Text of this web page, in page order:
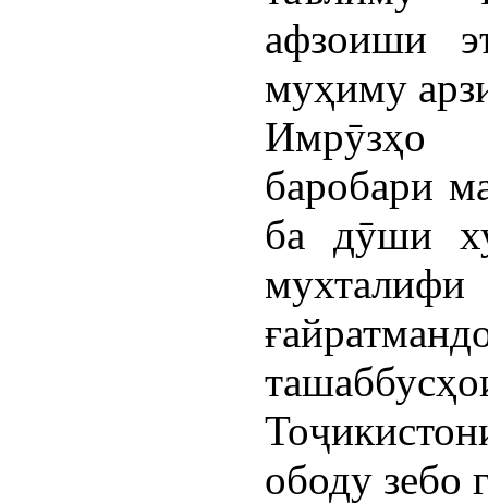
афзоиши
муҳиму
Имрӯзҳо
баробари
ба дӯши
ободу зебо